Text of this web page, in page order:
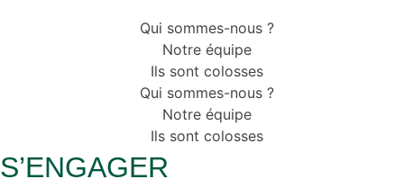
Qui sommes-nous ?
Notre équipe
Ils sont colosses
Qui sommes-nous ?
Notre équipe
Ils sont colosses
S’ENGAGER